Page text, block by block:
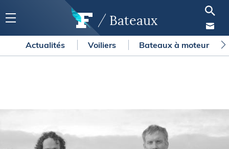
Bateaux
Actualités Voiliers Bateaux à moteur